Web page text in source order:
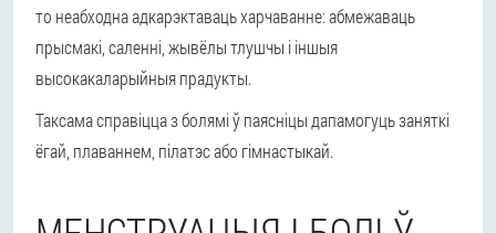
то неабходна адкарэктаваць харчаванне: абмежаваць
прысмакі, саленні, жывёлы тлушчы і іншыя
высокакаларыйныя прадукты.
Таксама справіцца з болямі ў паясніцы дапамогуць заняткі
ёгай, плаваннем, пілатэс або гімнастыкай.